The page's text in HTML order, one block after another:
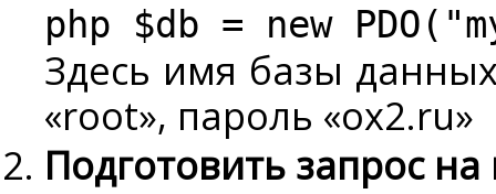
php $db = new
Здесь имя базы
«root», пароль «ox2.ru»
Подготовить запрос